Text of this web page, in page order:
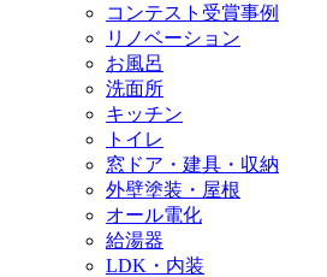
コンテスト受賞事例
リノベーション
お風呂
洗面所
キッチン
トイレ
窓ドア・建具・収納
外壁塗装・屋根
オール電化
給湯器
LDK・内装